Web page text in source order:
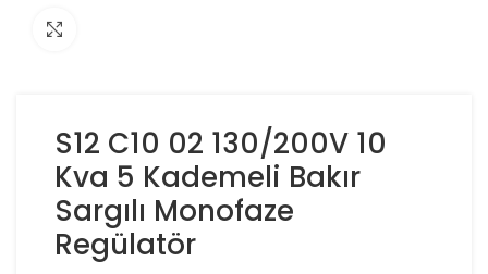
S12 C10 02 130/200V 10
Kva 5 Kademeli Bakır
Sargılı Monofaze
Regülatör